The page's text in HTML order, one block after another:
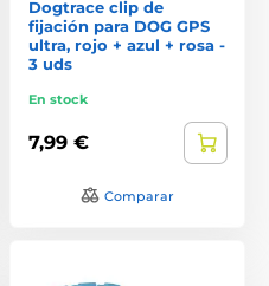
Dogtrace clip de
fijación para DOG GPS
ultra, rojo + azul + rosa -
3 uds
En stock
7,99 €
Comparar